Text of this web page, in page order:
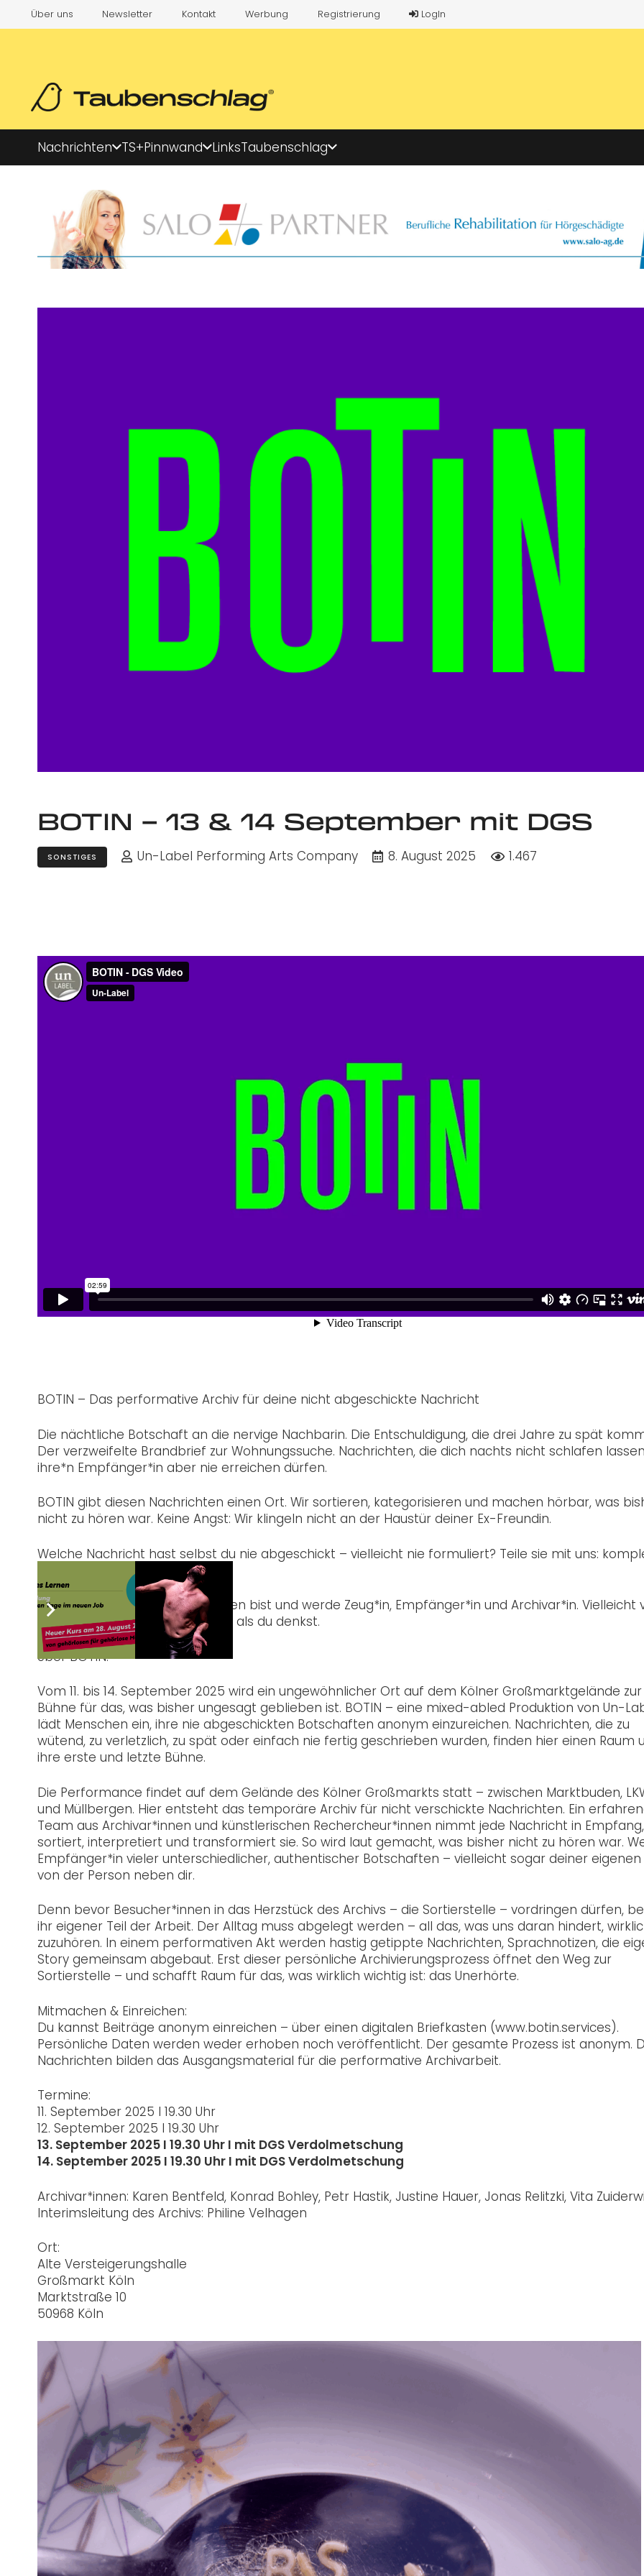
Über uns Newsletter Kontakt Werbung Registrierung LogIn
Nachrichten TS+Pinnwand LinksTaubenschlag
BOTIN – 13 & 14 September mit DGS
SONSTIGES Un-Label Performing Arts Company 8. August 2025 1.467
BOTIN – Das performative Archiv für deine nicht abgeschickte Nachricht
Die nächtliche Botschaft an die nervige Nachbarin. Die Entschuldigung, die drei Jahre zu spät
Der verzweifelte Brandbrief zur Wohnungssuche. Nachrichten, die dich nachts nicht schlafen
ihre*n Empfänger*in aber nie erreichen dürfen.
BOTIN gibt diesen Nachrichten einen Ort. Wir sortieren, kategorisieren und machen hörbar, was
nicht zu hören war. Keine Angst: Wir klingeln nicht an der Haustür deiner Ex-Freundin.
Welche Nachricht hast selbst du nie abgeschickt – vielleicht nie formuliert? Teile sie mit uns:
anonym. www.botin.services
Bring mit, was du nie losgeworden bist und werde Zeug*in, Empfänger*in und Archivar*in. Vielleicht
einer Nachricht, die dir näher ist, als du denkst.
Über BOTIN:
Vom 11. bis 14. September 2025 wird ein ungewöhnlicher Ort auf dem Kölner Großmarktgelände zur
Bühne für das, was bisher ungesagt geblieben ist. BOTIN – eine mixed-abled Produktion von Un-
lädt Menschen ein, ihre nie abgeschickten Botschaften anonym einzureichen. Nachrichten, die zu
wütend, zu verletzlich, zu spät oder einfach nie fertig geschrieben wurden, finden hier einen Raum
ihre erste und letzte Bühne.
Die Performance findet auf dem Gelände des Kölner Großmarkts statt – zwischen Marktbuden,
und Müllbergen. Hier entsteht das temporäre Archiv für nicht verschickte Nachrichten. Ein
Team aus Archivar*innen und künstlerischen Rechercheur*innen nimmt jede Nachricht in Empfang,
sortiert, interpretiert und transformiert sie. So wird laut gemacht, was bisher nicht zu hören war.
Empfänger*in vieler unterschiedlicher, authentischer Botschaften – vielleicht sogar deiner
von der Person neben dir.
Denn bevor Besucher*innen in das Herzstück des Archivs – die Sortierstelle – vordringen dürfen,
ihr eigener Teil der Arbeit. Der Alltag muss abgelegt werden – all das, was uns daran hindert,
zuzuhören. In einem performativen Akt werden hastig getippte Nachrichten, Sprachnotizen, die
Story gemeinsam abgebaut. Erst dieser persönliche Archivierungsprozess öffnet den Weg zur
Sortierstelle – und schafft Raum für das, was wirklich wichtig ist: das Unerhörte.
Mitmachen & Einreichen:
Du kannst Beiträge anonym einreichen – über einen digitalen Briefkasten (www.botin.services).
Persönliche Daten werden weder erhoben noch veröffentlicht. Der gesamte Prozess ist anonym.
Nachrichten bilden das Ausgangsmaterial für die performative Archivarbeit.
Termine:
11. September 2025 I 19.30 Uhr
12. September 2025 I 19.30 Uhr
13. September 2025 I 19.30 Uhr I mit DGS Verdolmetschung
14. September 2025 I 19.30 Uhr I mit DGS Verdolmetschung
Archivar*innen: Karen Bentfeld, Konrad Bohley, Petr Hastik, Justine Hauer, Jonas Relitzki, Vita
Interimsleitung des Archivs: Philine Velhagen
Ort:
Alte Versteigerungshalle
Großmarkt Köln
Marktstraße 10
50968 Köln